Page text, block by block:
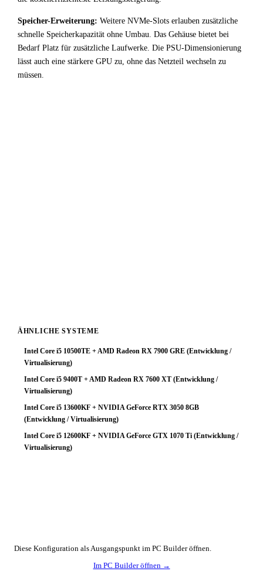
Speicher-Erweiterung: Weitere NVMe-Slots erlauben zusätzliche
schnelle Speicherkapazität ohne Umbau. Das Gehäuse bietet bei
Bedarf Platz für zusätzliche Laufwerke. Die PSU-Dimensionierung
lässt auch eine stärkere GPU zu, ohne das Netzteil wechseln zu
müssen.
ÄHNLICHE SYSTEME
Intel Core i5 10500TE + AMD Radeon RX 7900 GRE (Entwicklung /
Virtualisierung)
Intel Core i5 9400T + AMD Radeon RX 7600 XT (Entwicklung /
Virtualisierung)
Intel Core i5 13600KF + NVIDIA GeForce RTX 3050 8GB
(Entwicklung / Virtualisierung)
Intel Core i5 12600KF + NVIDIA GeForce GTX 1070 Ti (Entwicklung /
Virtualisierung)
Diese Konfiguration als Ausgangspunkt im PC Builder öffnen.
Im PC Builder öffnen →